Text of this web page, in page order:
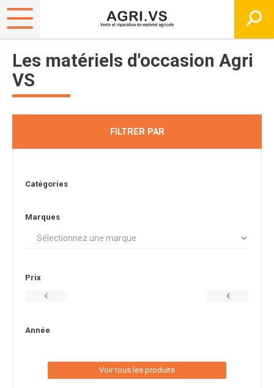
Les matériels d'occasion Agri
VS
FILTRER PAR
Catégories
Marques
Prix
€
€
Année
Voir tous les produits